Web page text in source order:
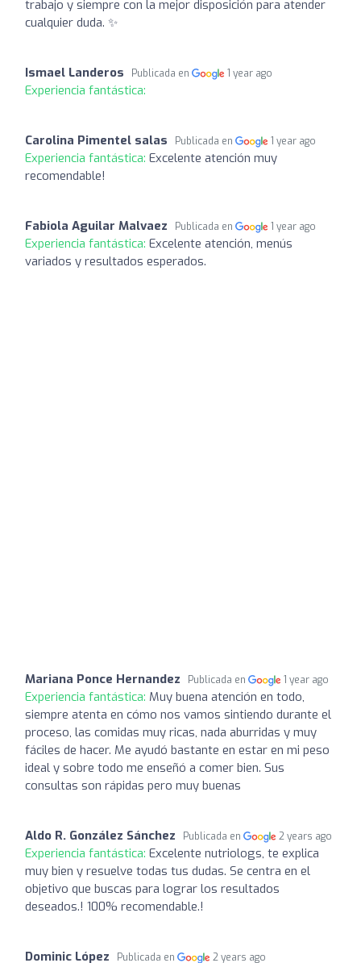
trabajo y siempre con la mejor disposición para atender
cualquier duda. ✨️
Ismael Landeros Publicada en 1 year ago
Experiencia fantástica:
Carolina Pimentel salas Publicada en 1 year ago
Experiencia fantástica: Excelente atención muy
recomendable!
Fabiola Aguilar Malvaez Publicada en 1 year ago
Experiencia fantástica: Excelente atención, menús
variados y resultados esperados.
Mariana Ponce Hernandez Publicada en 1 year ago
Experiencia fantástica: Muy buena atención en todo,
siempre atenta en cómo nos vamos sintiendo durante el
proceso, las comidas muy ricas, nada aburridas y muy
fáciles de hacer. Me ayudó bastante en estar en mi peso
ideal y sobre todo me enseñó a comer bien. Sus
consultas son rápidas pero muy buenas
Aldo R. González Sánchez Publicada en 2 years ago
Experiencia fantástica: Excelente nutriologs, te explica
muy bien y resuelve todas tus dudas. Se centra en el
objetivo que buscas para lograr los resultados
deseados.! 100% recomendable.!
Dominic López Publicada en 2 years ago